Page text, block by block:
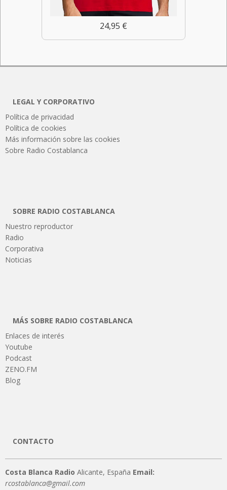
24,95 €
LEGAL Y CORPORATIVO
Política de privacidad
Política de cookies
Más información sobre las cookies
Sobre Radio Costablanca
SOBRE RADIO COSTABLANCA
Nuestro reproductor
Radio
Corporativa
Noticias
MÁS SOBRE RADIO COSTABLANCA
Enlaces de interés
Youtube
Podcast
ZENO.FM
Blog
CONTACTO
Costa Blanca Radio Alicante, España Email:
rcostablanca@gmail.com